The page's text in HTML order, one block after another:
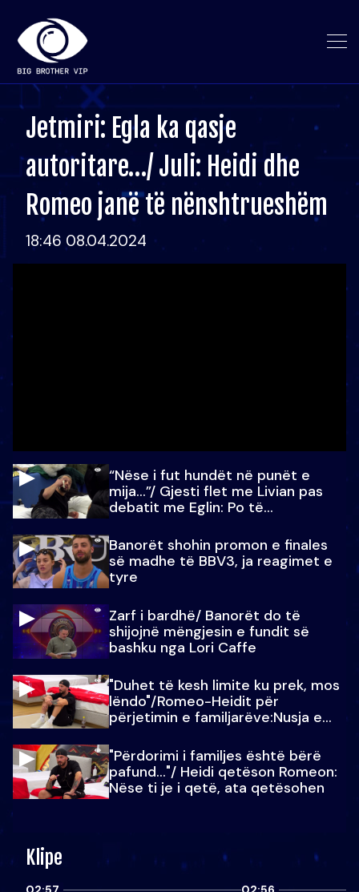
Jetmiri: Egla ka qasje
autoritare…/ Juli: Heidi dhe
Romeo janë të nënshtrueshëm
18:46 08.04.2024
“Nëse i fut hundët në punët e
mija…”/ Gjesti flet me Livian pas
debatit me Eglin: Po të
Banorët shohin promon e finales
së madhe të BBV3, ja reagimet e
tyre
Zarf i bardhë/ Banorët do të
shijojnë mëngjesin e fundit së
bashku nga Lori Caffe
"Duhet të kesh limite ku prek, mos
lëndo"/Romeo-Heidit për
përjetimin e familjarëve:Nusja e
"Përdorimi i familjes është bërë
pafund…"/ Heidi qetëson Romeon:
Nëse ti je i qetë, ata qetësohen
Klipe